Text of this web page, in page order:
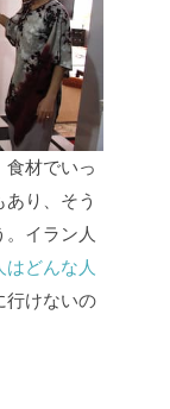
食材でいっ
り、そう
。イラン人
はどんな人
行けないの